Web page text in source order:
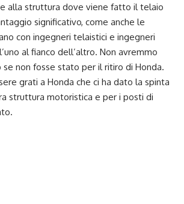
alla struttura dove viene fatto il telaio
significativo, come anche le
con ingegneri telaistici e ingegneri
al fianco dell’altro. Non avremmo
non fosse stato per il ritiro di Honda.
grati a Honda che ci ha dato la spinta
struttura motoristica e per i posti di